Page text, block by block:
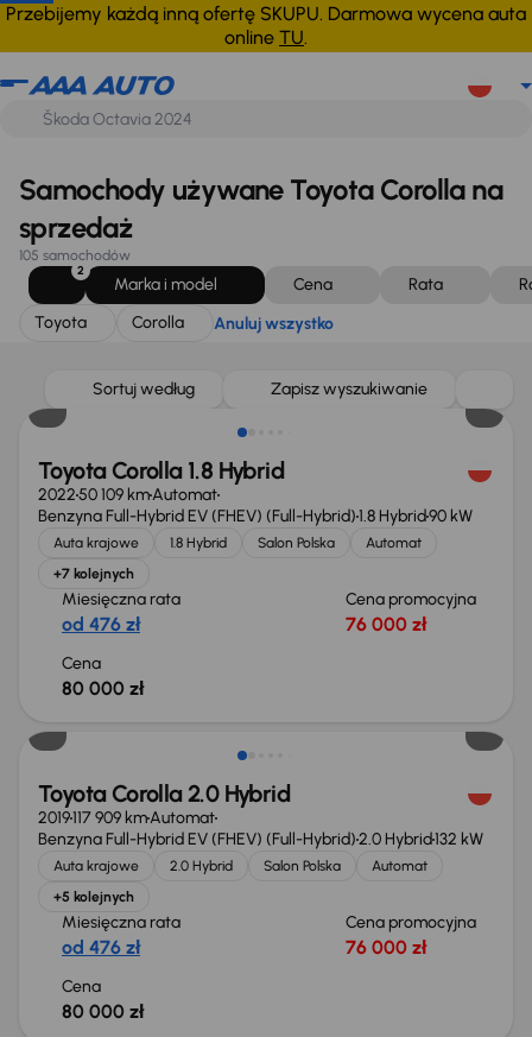
Przebijemy każdą inną ofertę SKUPU. Darmowa wycena auta
online TU.
Toyota Corolla Anuluj wszystko
Samochody używane Toyota Corolla na
sprzedaż
105 samochodów
2
Marka i model Cena Rata
Toyota
Corolla Anuluj wszystko
Sortuj według Zapisz wyszukiwanie
Świeżo skupione
Toyota Corolla 1.8 Hybrid
202250 109 kmAutomat
Benzyna Full-Hybrid EV (FHEV) (Full-Hybrid)1.8 Hybrid90 kW
Auta krajowe 1.8 Hybrid Salon Polska
Automat
+7 kolejnych
Miesięczna rata
od 476 zł
Cena promocyjna
76 000 zł
Cena
80 000 zł
Toyota Corolla 2.0 Hybrid
2019117 909 kmAutomat
Benzyna Full-Hybrid EV (FHEV) (Full-Hybrid)2.0 Hybrid132 kW
Auta krajowe 2.0 Hybrid Salon Polska
Automat
+5 kolejnych
Miesięczna rata
od 476 zł
Cena promocyjna
76 000 zł
Cena
80 000 zł
Możliwość odliczenia VAT